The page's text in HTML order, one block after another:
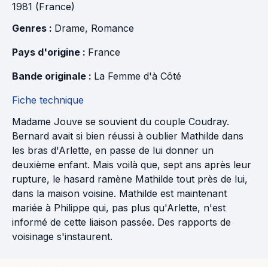
1981 (France)
Genres : Drame, Romance
Pays d'origine : France
Bande originale : La Femme d'à Côté
Fiche technique
Madame Jouve se souvient du couple Coudray.
Bernard avait si bien réussi à oublier Mathilde dans
les bras d'Arlette, en passe de lui donner un
deuxième enfant. Mais voilà que, sept ans après leur
rupture, le hasard ramène Mathilde tout près de lui,
dans la maison voisine. Mathilde est maintenant
mariée à Philippe qui, pas plus qu'Arlette, n'est
informé de cette liaison passée. Des rapports de
voisinage s'instaurent.